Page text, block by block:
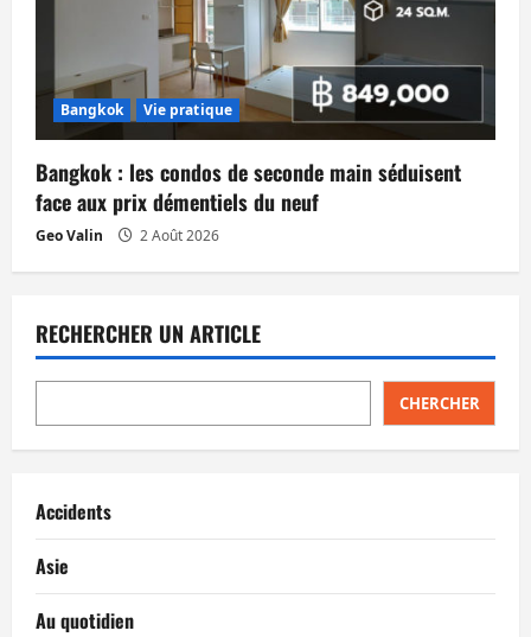
Bangkok Vie pratique
Bangkok : les condos de seconde main séduisent
face aux prix démentiels du neuf
Geo Valin 2 Août 2026
RECHERCHER UN ARTICLE
CHERCHER
Accidents
Asie
Au quotidien